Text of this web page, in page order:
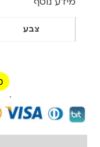
צבע
רכישה מאובטחת!